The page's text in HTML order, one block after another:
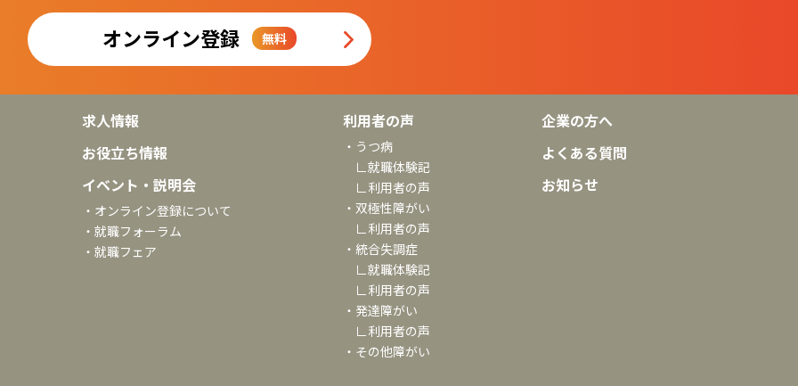
オンライン登録
無料
求人情報
お役立ち情報
イベント・説明会
・オンライン登録について
・就職フォーラム
・就職フェア
利用者の声
・うつ病
∟就職体験記
∟利用者の声
・双極性障がい
∟利用者の声
・統合失調症
∟就職体験記
∟利用者の声
・発達障がい
∟利用者の声
・その他障がい
企業の方へ
よくある質問
お知らせ